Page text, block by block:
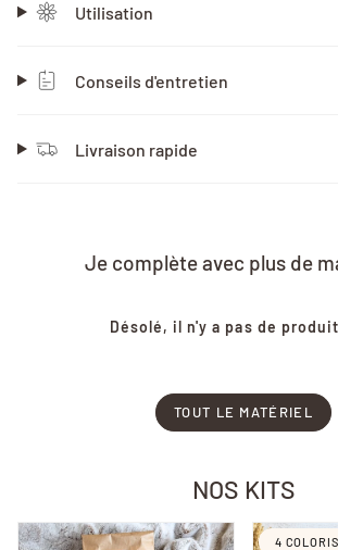
Utilisation
Conseils d'entretien
Livraison rapide
Je complète avec plus de
Désolé, il n'y a pas de
TOUT LE MATÉRIEL
NOS KITS
4